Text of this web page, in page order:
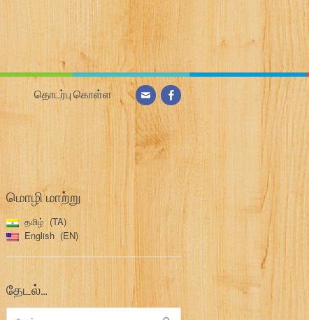
தொடர்பு கொள்ள
மொழி மாற்று
தமிழ்
TA
English
EN
தேடல்…